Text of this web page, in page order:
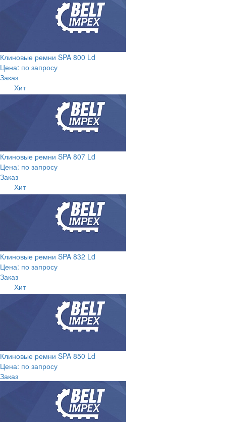
Клиновые ремни SPA 800 Ld
Цена: по запросу
Заказ
Хит
Клиновые ремни SPA 807 Ld
Цена: по запросу
Заказ
Хит
Клиновые ремни SPA 832 Ld
Цена: по запросу
Заказ
Хит
Клиновые ремни SPA 850 Ld
Цена: по запросу
Заказ